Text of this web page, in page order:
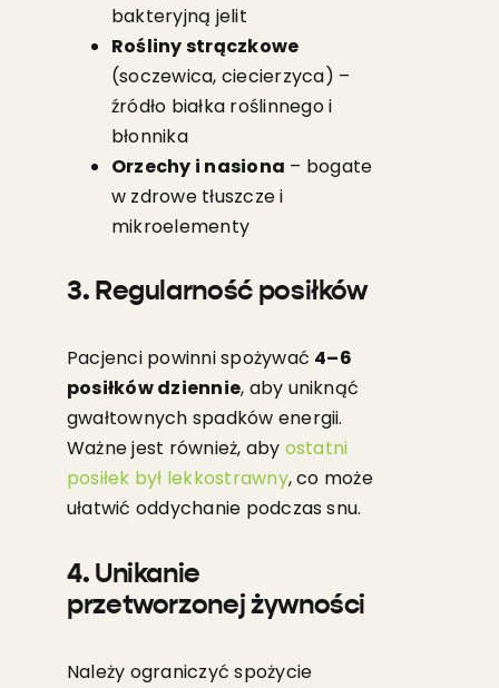
bakteryjną jelit
Rośliny strączkowe
(soczewica, ciecierzyca) –
źródło białka roślinnego i
błonnika
Orzechy i nasiona – bogate
w zdrowe tłuszcze i
mikroelementy
3. Regularność posiłków
Pacjenci powinni spożywać 4–6
posiłków dziennie, aby uniknąć
gwałtownych spadków energii.
Ważne jest również, aby ostatni
posiłek był lekkostrawny, co może
ułatwić oddychanie podczas snu.
4. Unikanie
przetworzonej żywności
Należy ograniczyć spożycie